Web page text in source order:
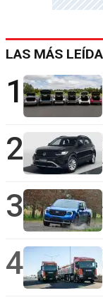
LAS MÁS
1
2
3
4